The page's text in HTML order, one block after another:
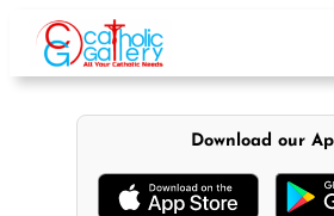
content
Download our